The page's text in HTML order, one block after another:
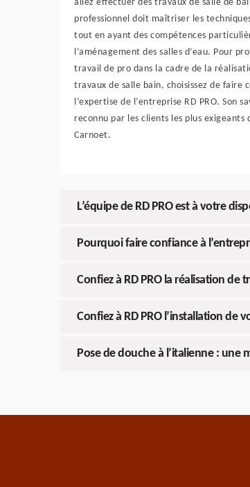
allez effectuer des travaux de salle de
professionnel doit maîtriser les
tout en ayant des compétences
l’aménagement des salles d’eau. Pour
travail de pro dans la cadre de la
travaux de salle bain, choisissez de faire
l’expertise de l’entreprise RD PRO. Son
reconnu par les clients les plus exigeants
Carnoet.
L’équipe de RD PRO est à votre
Pourquoi faire confiance à
Confiez à RD PRO la réalisation
Confiez à RD PRO l’installation de
Pose de douche à l’italienne : une